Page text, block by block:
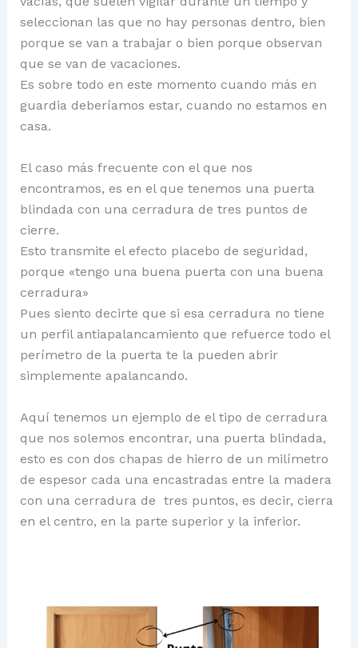
seleccionan las que no hay personas dentro, bien
porque se van a trabajar o bien porque observan
que se van de vacaciones.
Es sobre todo en este momento cuando más en
guardia deberíamos estar, cuando no estamos en
casa.
El caso más frecuente con el que nos
encontramos, es en el que tenemos una puerta
blindada con una cerradura de tres puntos de
cierre.
Esto transmite el efecto placebo de seguridad,
porque «tengo una buena puerta con una buena
cerradura»
Pues siento decirte que si esa cerradura no tiene
un perfil antiapalancamiento que refuerce todo el
perímetro de la puerta te la pueden abrir
simplemente apalancando.
Aquí tenemos un ejemplo de el tipo de cerradura
que nos solemos encontrar, una puerta blindada,
esto es con dos chapas de hierro de un milímetro
de espesor cada una encastradas entre la madera
con una cerradura de tres puntos, es decir, cierra
en el centro, en la parte superior y la inferior.